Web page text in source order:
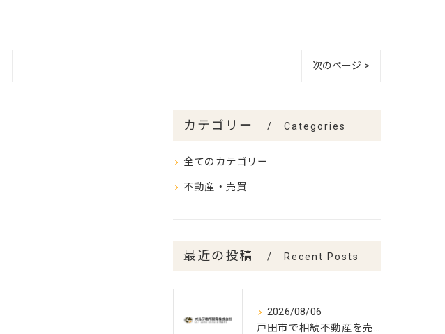
次のページ >
カテゴリー Categories
全てのカテゴリー
不動産・売買
最近の投稿 Recent Posts
2026/08/06
戸田市で相続不動産を売却する流れ